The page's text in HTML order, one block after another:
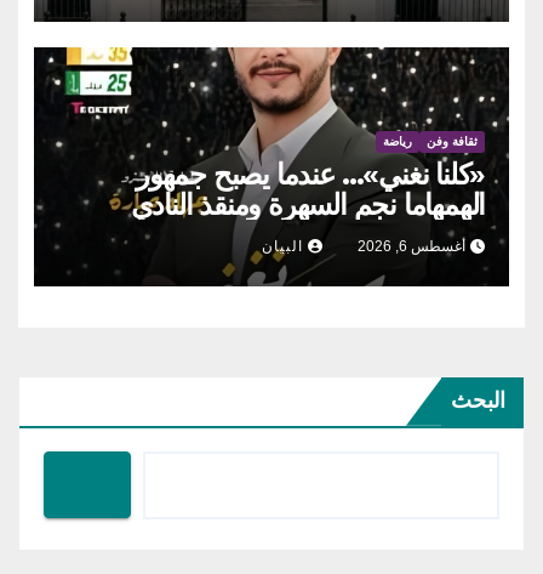
ثقافة وفن رياضة
«كلنا نغني»… عندما يصبح جمهور
الهمهاما نجم السهرة ومنقذ النادي
أغسطس 6, 2026 البيان
البحث